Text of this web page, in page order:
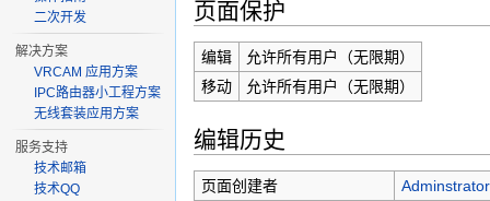
页面保护
编辑
允许所有用户（无限期）
移动
允许所有用户（无限期）
编辑历史
页面创建者 Adminstrator
二次开发
解决方案
VRCAM 应用方案
IPC路由器小工程方案
无线套装应用方案
服务支持
技术邮箱
技术QQ